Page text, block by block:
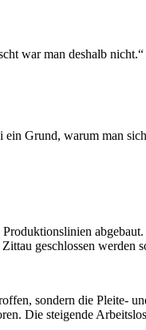
war man deshalb nicht.“
Grund, warum man
geschlossen werden
sondern die Pleite-
Die steigende